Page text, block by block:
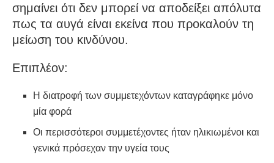
σημαίνει ότι δεν μπορεί να αποδείξει απόλυτα
πως τα αυγά είναι εκείνα που προκαλούν τη
μείωση του κινδύνου.
Επιπλέον:
Η διατροφή των συμμετεχόντων καταγράφηκε μόνο
μία φορά
Οι περισσότεροι συμμετέχοντες ήταν ηλικιωμένοι και
γενικά πρόσεχαν την υγεία τους